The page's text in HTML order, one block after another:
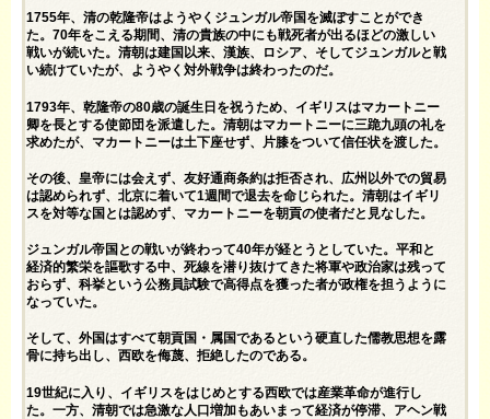
1755年、清の乾隆帝はようやくジュンガル帝国を滅ぼすことができ
た。70年をこえる期間、清の貴族の中にも戦死者が出るほどの激しい
戦いが続いた。清朝は建国以来、漢族、ロシア、そしてジュンガルと戦
い続けていたが、ようやく対外戦争は終わったのだ。
1793年、乾隆帝の80歳の誕生日を祝うため、イギリスはマカートニー
卿を長とする使節団を派遣した。清朝はマカートニーに三跪九頭の礼を
求めたが、マカートニーは土下座せず、片膝をついて信任状を渡した。
その後、皇帝には会えず、友好通商条約は拒否され、広州以外での貿易
は認められず、北京に着いて1週間で退去を命じられた。清朝はイギリ
スを対等な国とは認めず、マカートニーを朝貢の使者だと見なした。
ジュンガル帝国との戦いが終わって40年が経とうとしていた。平和と
経済的繁栄を謳歌する中、死線を潜り抜けてきた将軍や政治家は残って
おらず、科挙という公務員試験で高得点を獲った者が政権を担うように
なっていた。
そして、外国はすべて朝貢国・属国であるという硬直した儒教思想を露
骨に持ち出し、西欧を侮蔑、拒絶したのである。
19世紀に入り、イギリスをはじめとする西欧では産業革命が進行し
た。一方、清朝では急激な人口増加もあいまって経済が停滞、アヘン戦